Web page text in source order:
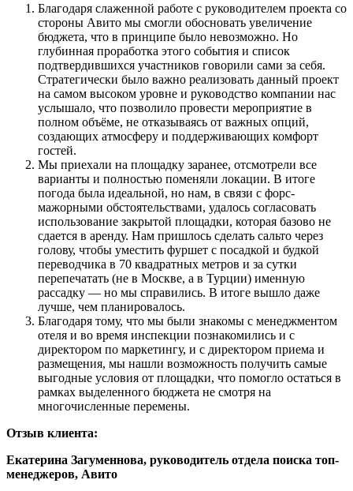
Благодаря слаженной работе с руководителем проекта со
стороны Авито мы смогли обосновать увеличение
бюджета, что в принципе было невозможно. Но
глубинная проработка этого события и список
подтвердившихся участников говорили сами за себя.
Стратегически было важно реализовать данный проект
на самом высоком уровне и руководство компании нас
услышало, что позволило провести мероприятие в
полном объёме, не отказываясь от важных опций,
создающих атмосферу и поддерживающих комфорт
гостей.
Мы приехали на площадку заранее, отсмотрели все
варианты и полностью поменяли локации. В итоге
погода была идеальной, но нам, в связи с форс-
мажорными обстоятельствами, удалось согласовать
использование закрытой площадки, которая базово не
сдается в аренду. Нам пришлось сделать сальто через
голову, чтобы уместить фуршет с посадкой и будкой
переводчика в 70 квадратных метров и за сутки
перепечатать (не в Москве, а в Турции) именную
рассадку — но мы справились. В итоге вышло даже
лучше, чем планировалось.
Благодаря тому, что мы были знакомы с менеджментом
отеля и во время инспекции познакомились и с
директором по маркетингу, и с директором приема и
размещения, мы нашли возможность получить самые
выгодные условия от площадки, что помогло остаться в
рамках выделенного бюджета не смотря на
многочисленные перемены.
Отзыв клиента:
Екатерина Загуменнова, руководитель отдела поиска топ-
менеджеров, Авито